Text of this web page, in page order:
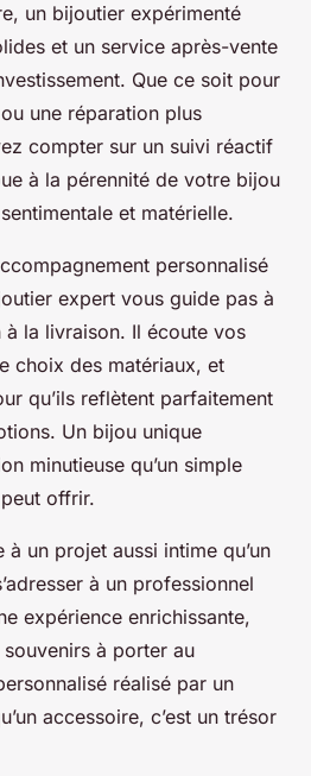
un bijoutier expérimenté
et un service après-vente
Que ce soit pour
une réparation plus
compter sur un suivi réactif
à la pérennité de votre bijou
et matérielle.
personnalisé
expert vous guide pas à
la livraison. Il écoute vos
choix des matériaux, et
qu’ils reflètent parfaitement
Un bijou unique
minutieuse qu’un simple
offrir.
un projet aussi intime qu’un
à un professionnel
expérience enrichissante,
à porter au
réalisé par un
accessoire, c’est un trésor